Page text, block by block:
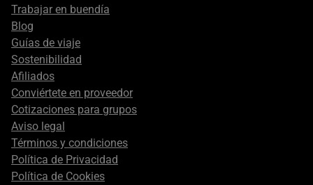
Trabajar en buendía
Blog
Guías de viaje
Sostenibilidad
Afiliados
Conviértete en proveedor
Cotizaciones para grupos
Aviso legal
Términos y condiciones
Política de Privacidad
Política de Cookies